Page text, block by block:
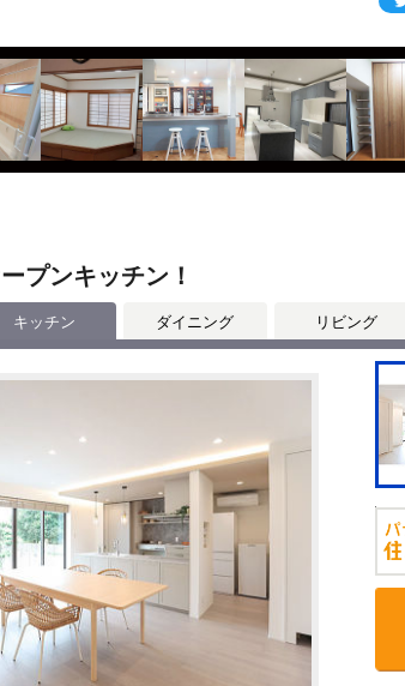
プンキッチン！
キッチン ダイニング リビング